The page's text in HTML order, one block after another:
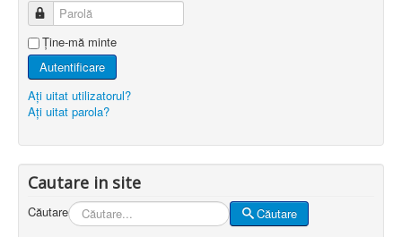
Parolă
Ţine-mă minte
Autentificare
Aţi uitat utilizatorul?
Aţi uitat parola?
Cautare in site
Căutare Căutare